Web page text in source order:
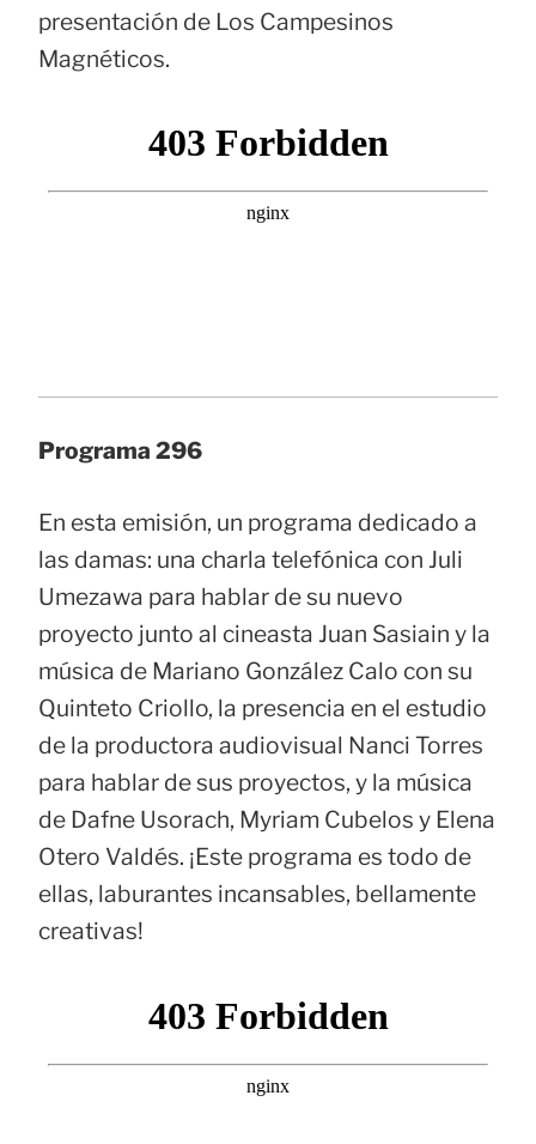
presentación de Los Campesinos
Magnéticos.
Programa 296
En esta emisión, un programa dedicado a
las damas: una charla telefónica con Juli
Umezawa para hablar de su nuevo
proyecto junto al cineasta Juan Sasiain y la
música de Mariano González Calo con su
Quinteto Criollo, la presencia en el estudio
de la productora audiovisual Nanci Torres
para hablar de sus proyectos, y la música
de Dafne Usorach, Myriam Cubelos y Elena
Otero Valdés. ¡Este programa es todo de
ellas, laburantes incansables, bellamente
creativas!